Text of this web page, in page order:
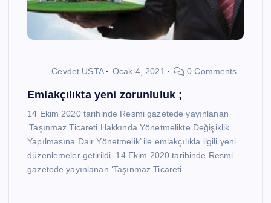
Cevdet USTA Ocak 4, 2021 0 Comments
Emlakçılıkta yeni zorunluluk ;
14 Ekim 2020 tarihinde Resmi gazetede yayınlanan
‘Taşınmaz Ticareti Hakkında Yönetmelikte Değişiklik
Yapılmasına Dair Yönetmelik’ ile emlakçılıkla ilgili yeni
düzenlemeler getirildi. 14 Ekim 2020 tarihinde Resmi
gazetede yayınlanan ‘Taşınmaz Ticareti…